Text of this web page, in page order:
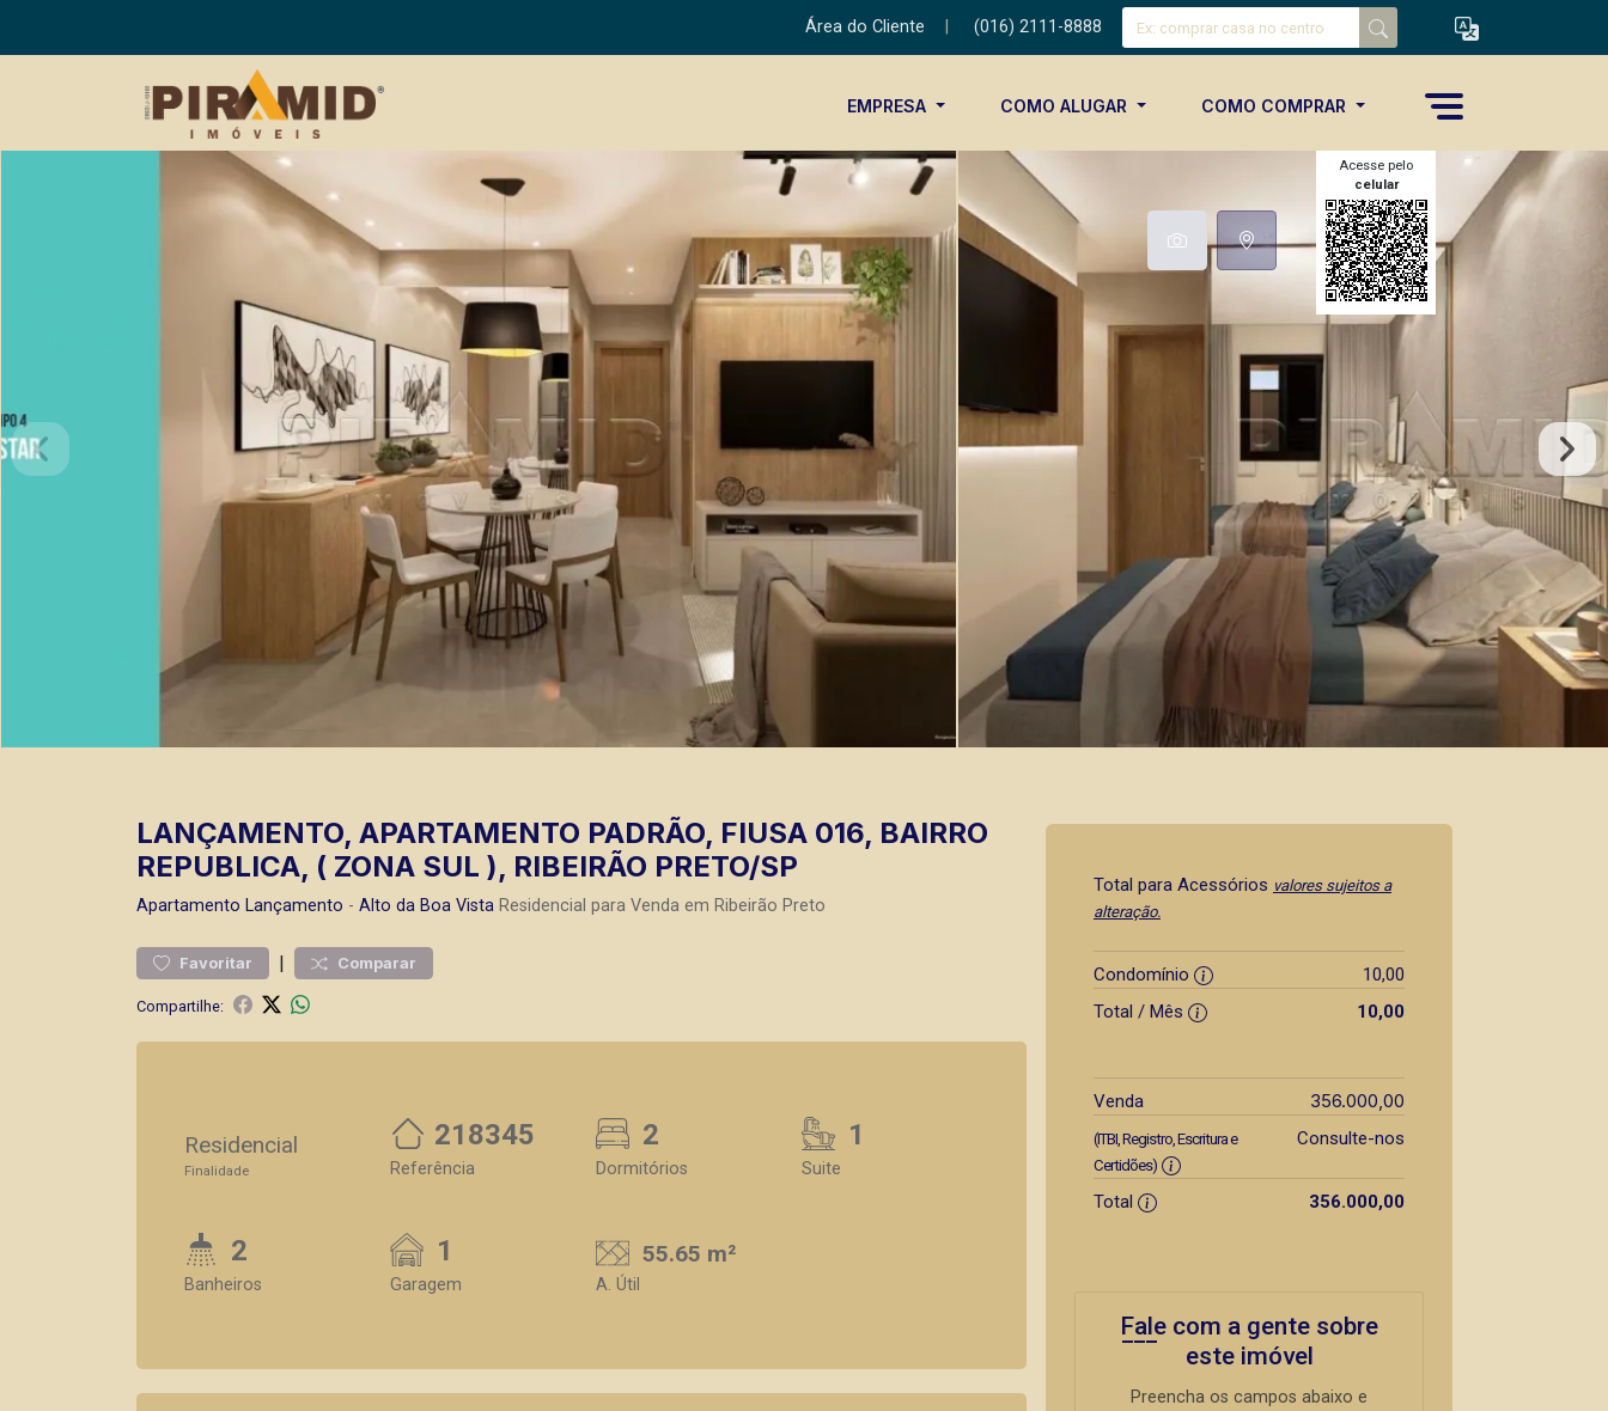
Área do Cliente (016) 2111-8888
EMPRESA COMO ALUGAR COMO COMPRAR
Acesse pelo
celular
LANÇAMENTO, APARTAMENTO PADRÃO, FIUSA 016, BAIRRO
REPUBLICA, ( ZONA SUL ), RIBEIRÃO PRETO/SP
Apartamento Lançamento - Alto da Boa Vista Residencial para Venda em Ribeirão Preto
Favoritar | Comparar
Compartilhe:
Residencial
Finalidade
218345
Referência
2
Dormitórios
1
Suite
2
Banheiros
1
Garagem
55.65 m²
A. Útil
Total para Acessórios valores sujeitos a
alteração.
Condomínio
10,00
Total / Mês
10,00
Venda 356.000,00
(ITBI, Registro, Escritura e
Certidões)
Consulte-nos
Total 356.000,00
Fale com a gente sobre
este imóvel
Preencha os campos abaixo e